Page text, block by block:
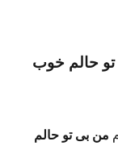
تو حالم خوب
من بی تو حالم